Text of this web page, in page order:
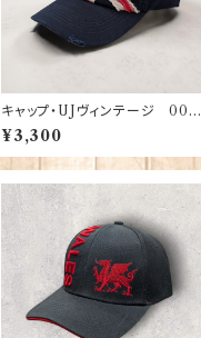
キャップ・UJヴィンテージ 0022
2
¥3,300